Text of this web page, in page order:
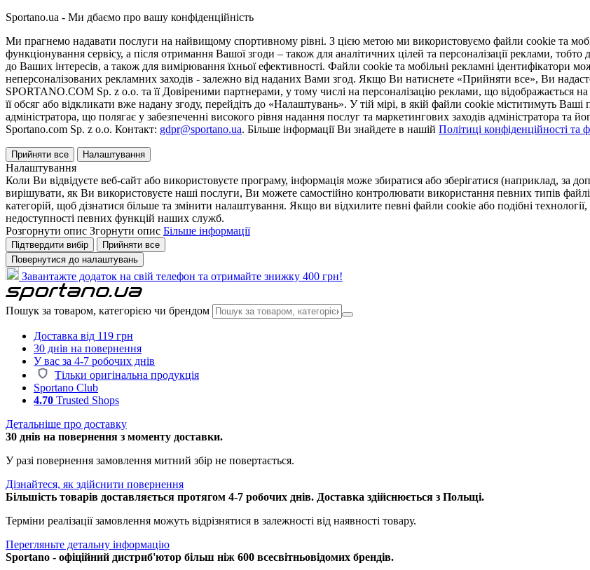
Sportano.ua - Ми дбаємо про вашу конфіденційність
Ми прагнемо надавати послуги на найвищому спортивному рівні. З цією метою ми використовуємо файли cookie та
функціонування сервісу, а після отримання Вашої згоди – також для аналітичних цілей та персоналізації реклами,
до Ваших інтересів, а також для вимірювання їхньої ефективності. Файли cookie та мобільні рекламні ідентифікатори
неперсоналізованих рекламних заходів - залежно від наданих Вами згод. Якщо Ви натиснете «Прийняти все», Ви
SPORTANO.COM Sp. z o.o. та її Довіреними партнерами, у тому числі на персоналізацію реклами, що відображається
її обсяг або відкликати вже надану згоду, перейдіть до «Налаштувань». У тій мірі, в якій файли cookie міститимуть Ваші
адміністратора, що полягає у забезпеченні високого рівня надання послуг та маркетингових заходів адміністратора
Sportano.com Sp. z o.o. Контакт: gdpr@sportano.ua. Більше інформації Ви знайдете в нашій Політиці конфіденційності та
Прийняти все Налаштування
Налаштування
Коли Ви відвідуєте веб-сайт або використовуєте програму, інформація може збиратися або зберігатися (наприклад,
вирішувати, як Ви використовуєте наші послуги, Ви можете самостійно контролювати використання певних типів
категорій, щоб дізнатися більше та змінити налаштування. Якщо ви відхилите певні файли cookie або подібні
недоступності певних функцій наших служб.
Розгорнути опис Згорнути опис Більше інформації
Підтвердити вибір
Прийняти все
Повернутися до налаштувань
Завантажте додаток на свій телефон та отримайте знижку 400 грн!
Пошук за товаром, категорією чи брендом
Доставка від 119 грн
30 днів на повернення
У вас за 4-7 робочих днів
Тільки оригінальна продукція
Sportano Club
4.70 Trusted Shops
Детальніше про доставку
30 днів на повернення з моменту доставки.
У разі повернення замовлення митний збір не повертається.
Дізнайтеся, як здійснити повернення
Більшість товарів доставляється протягом 4-7 робочих днів. Доставка здійснюється з Польщі.
Терміни реалізації замовлення можуть відрізнятися в залежності від наявності товару.
Перегляньте детальну інформацію
Sportano - офіційний дистриб'ютор більш ніж 600 всесвітньовідомих брендів.